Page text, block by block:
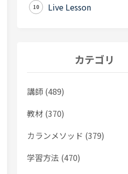
10 Live Lesson
カテゴリ
講師 (489)
教材 (370)
カランメソッド (379)
学習方法 (470)